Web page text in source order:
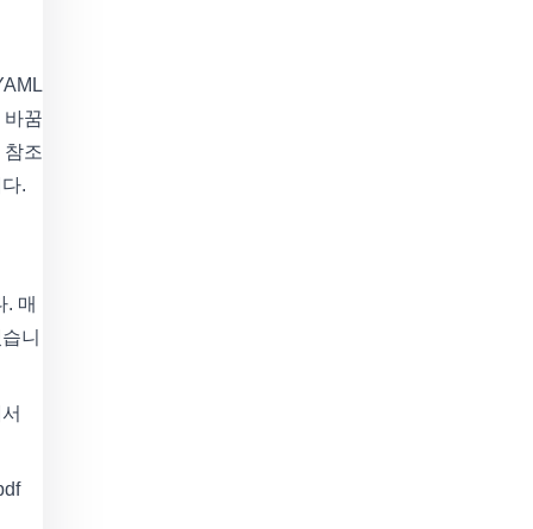
바꿈
참조
.
. 매
니